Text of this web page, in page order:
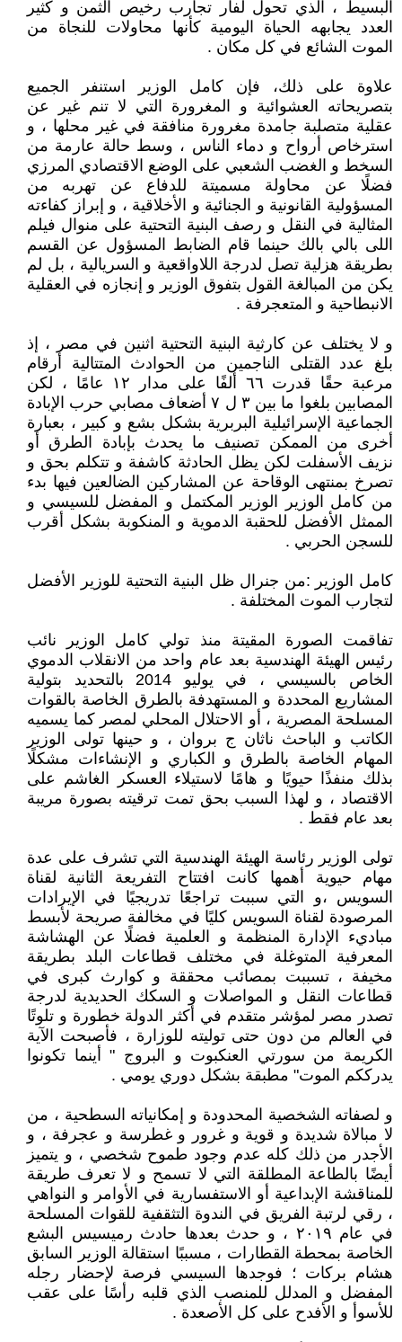
البسيط ، الذي تحول لفأر تجارب رخيص الثمن و كثير
العدد يجابهه الحياة اليومية كأنها محاولات للنجاة من
الموت الشائع في كل مكان .
علاوة على ذلك، فإن كامل الوزير استنفر الجميع
بتصريحاته العشوائية و المغرورة التي لا تنم غير عن
عقلية متصلبة جامدة مغرورة منافقة في غير محلها ، و
استرخاص أرواح و دماء الناس ، وسط حالة عارمة من
السخط و الغضب الشعبي على الوضع الاقتصادي المرزي
فضلًا عن محاولة مسميتة للدفاع عن تهربه من
المسؤولية القانونية و الجنائية و الأخلاقية ، و إبراز كفاءته
المثالية في النقل و رصف البنية التحتية على منوال فيلم
اللى بالي بالك حينما قام الضابط المسؤول عن القسم
بطريقة هزلية تصل لدرجة اللاواقعية و السريالية ، بل لم
يكن من المبالغة القول بتفوق الوزير و إنجازه في العقلية
الانبطاحية و المتعجرفة .
و لا يختلف عن كارثية البنية التحتية اثنين في مصر ، إذ
بلغ عدد القتلى الناجمين من الحوادث المتتالية أرقام
مرعبة حقًا قدرت ٦٦ ألفًا على مدار ١٢ عامًا ، لكن
المصابين بلغوا ما بين ٣ ل ٧ أضعاف مصابي حرب الإبادة
الجماعية الإسرائيلية البربرية بشكل بشع و كبير ، بعبارة
أخرى من الممكن تصنيف ما يحدث بإبادة الطرق أو
نزيف الأسفلت لكن يظل الحادثة كاشفة و تتكلم بحق و
تصرخ بمنتهى الوقاحة عن المشاركين الضالعين فيها بدء
من كامل الوزير الوزير المكتمل و المفضل للسيسي و
الممثل الأفضل للحقبة الدموية و المنكوبة بشكل أقرب
للسجن الحربي .
كامل الوزير :من جنرال ظل البنية التحتية للوزير الأفضل
لتجارب الموت المختلفة .
تفاقمت الصورة المقيتة منذ تولي كامل الوزير نائب
رئيس الهيئة الهندسية بعد عام واحد من الانقلاب الدموي
الخاص بالسيسي ، في يوليو 2014 بالتحديد بتولية
المشاريع المحددة و المستهدفة بالطرق الخاصة بالقوات
المسلحة المصرية ، أو الاحتلال المحلي لمصر كما يسميه
الكاتب و الباحث ناثان ج بروان ، و حينها تولى الوزير
المهام الخاصة بالطرق و الكباري و الإنشاءات مشكلًا
بذلك منفذًا حيويًا و هامًا لاستيلاء العسكر الغاشم على
الاقتصاد ، و لهذا السبب بحق تمت ترقيته بصورة مريبة
بعد عام فقط .
تولى الوزير رئاسة الهيئة الهندسية التي تشرف على عدة
مهام حيوية أهمها كانت افتتاح التفريعة الثانية لقناة
السويس ،و التي سببت تراجعًا تدريجيًا في الإيرادات
المرصودة لقناة السويس كليًا في مخالفة صريحة لأبسط
مباديء الإدارة المنظمة و العلمية فضلًا عن الهشاشة
المعرفية المتوغلة في مختلف قطاعات البلد بطريقة
مخيفة ، تسببت بمصائب محققة و كوارث كبرى في
قطاعات النقل و المواصلات و السكك الحديدية لدرجة
تصدر مصر لمؤشر متقدم في أكثر الدولة خطورة و تلوتًا
في العالم من دون حتى توليته للوزارة ، فأصبحت الآية
الكريمة من سورتي العنكبوت و البروج " أينما تكونوا
يدرككم الموت" مطبقة بشكل دوري يومي .
و لصفاته الشخصية المحدودة و إمكانياته السطحية ، من
لا مبالاة شديدة و قوية و غرور و غطرسة و عجرفة ، و
الأجدر من ذلك كله عدم وجود طموح شخصي ، و يتميز
أيضًا بالطاعة المطلقة التي لا تسمح و لا تعرف طريقة
للمناقشة الإبداعية أو الاستفسارية في الأوامر و النواهي
، رقي لرتبة الفريق في الندوة التثقفية للقوات المسلحة
في عام ٢٠١٩ ، و حدث بعدها حادث رميسيس البشع
الخاصة بمحطة القطارات ، مسببًا استقالة الوزير السابق
هشام بركات ؛ فوجدها السيسي فرصة لإحضار رجله
المفضل و المدلل للمنصب الذي قلبه رأسًا على عقب
للأسوأ و الأفدح على كل الأصعدة .